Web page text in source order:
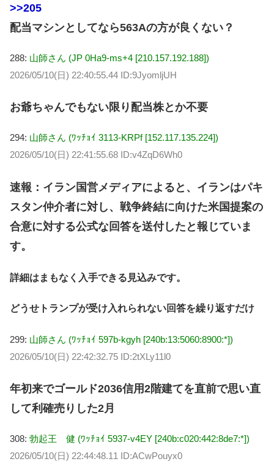
>>205
配当マシンとしてなら563Aの方が良くない？
288: 山師さん (JP 0Ha9-ms+4 [210.157.192.188])
2026/05/10(日) 22:40:55.44 ID:9JyomljUH
お爺ちゃんでもない限り配当株とか不要
294: 山師さん (ﾜｯﾁｮｲ 3113-KRPf [152.117.135.224])
2026/05/10(日) 22:41:55.68 ID:v4ZqD6Wh0
速報：イラン国営メディアによると、イランはパキ
スタン仲介者に対し、戦争終結に向けた米国提案の
合意に対する公式な回答を送付したと報じていま
す。
詳細はまもなく入手できる見込みです。
どうせトランプが受け入れられない回答を繰り返すだけ
299: 山師さん (ﾜｯﾁｮｲ 597b-kgyh [240b:13:5060:8900:*])
2026/05/10(日) 22:42:32.75 ID:2tXLy11l0
年初来でゴールド2036信用2階建てを直前で思い直
して利確売りした2月
308: 勃起王 健 (ﾜｯﾁｮｲ 5937-v4EY [240b:c020:442:8de7:*])
2026/05/10(日) 22:44:48.11 ID:ACwPouyx0